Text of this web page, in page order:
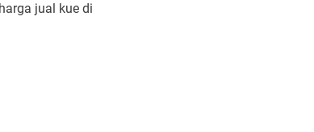
jual kue di